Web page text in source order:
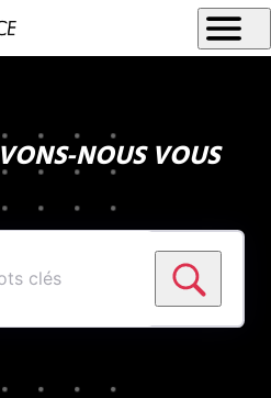
NOUS VOUS